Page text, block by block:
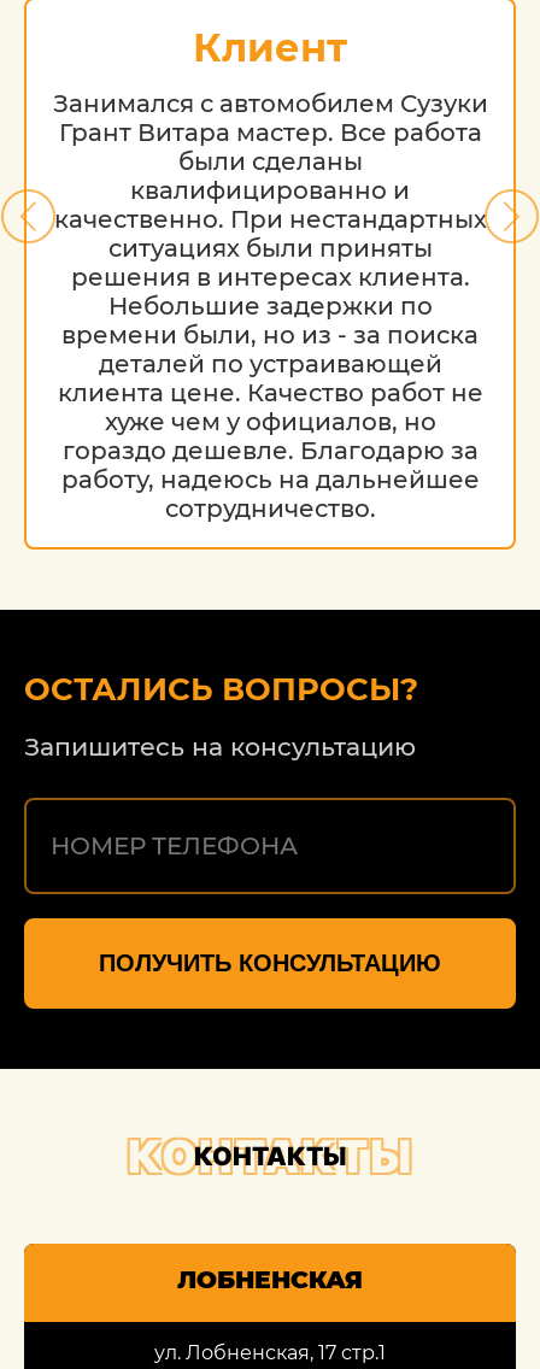
интернет-ресурс (в том числе указанные
ознакомительный характер и ни при
каких условиях не является публичной
офертой, определяемой положениями
Статьи 437 (2) Гражданского кодекса РФ.
Стоимость работ меняется в
зависимости от марки автомобиля, его
возраста и технического состояния.
Клиент
Занимался с автомобилем Сузуки
Грант Витара мастер. Все работа
были сделаны
квалифицированно и
качественно. При нестандартных
ситуациях были приняты
решения в интересах клиента.
Небольшие задержки по
времени были, но из - за поиска
деталей по устраивающей
клиента цене. Качество работ не
хуже чем у официалов, но
гораздо дешевле. Благодарю за
работу, надеюсь на дальнейшее
сотрудничество.
ОСТАЛИСЬ ВОПРОСЫ?
Запишитесь на консультацию
ПОЛУЧИТЬ КОНСУЛЬТАЦИЮ
КОНТАКТЫ
КОНТАКТЫ
ЛОБНЕНСКАЯ
ул. Лобненская, 17 стр.1